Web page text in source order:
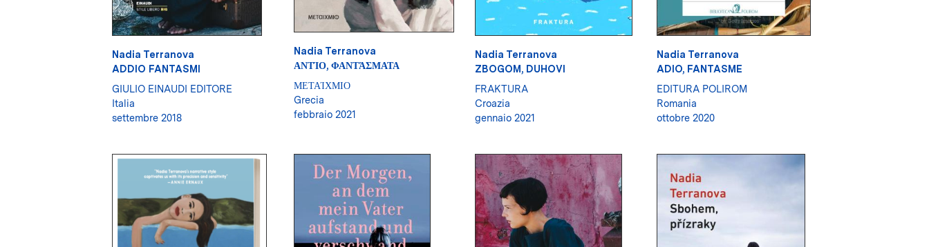
Nadia Terranova
ADDIO FANTASMI
GIULIO EINAUDI EDITORE
Italia
settembre 2018
Nadia Terranova
ΑΝΤΊΟ, ΦΑΝΤΆΣΜΑΤΑ
ΜΕΤΑΊΧΜΙΟ
Grecia
febbraio 2021
Nadia Terranova
ZBOGOM, DUHOVI
FRAKTURA
Croazia
gennaio 2021
Nadia Terranova
ADIO, FANTASME
EDITURA POLIROM
Romania
ottobre 2020